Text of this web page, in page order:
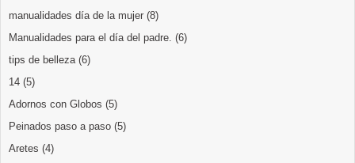
manualidades día de la mujer (8)
Manualidades para el día del padre. (6)
tips de belleza (6)
14 (5)
Adornos con Globos (5)
Peinados paso a paso (5)
Aretes (4)